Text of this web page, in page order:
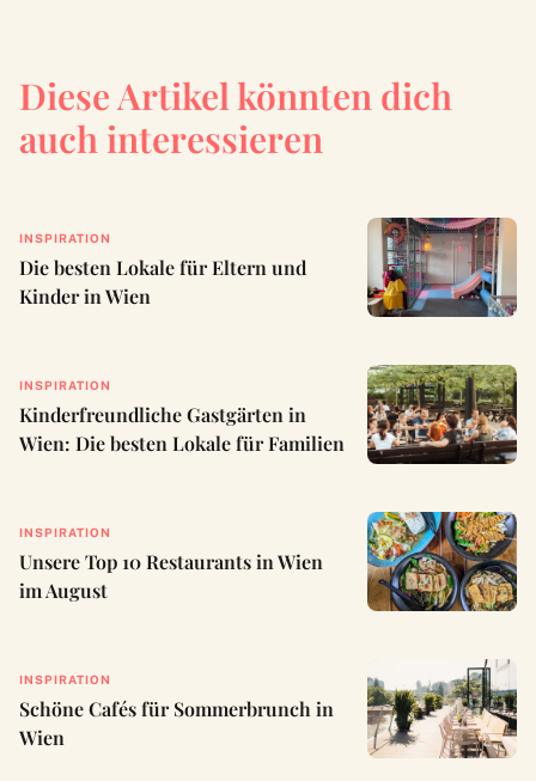
Diese Artikel könnten dich
auch interessieren
INSPIRATION
Die besten Lokale für Eltern und
Kinder in Wien
INSPIRATION
Kinderfreundliche Gastgärten in
Wien: Die besten Lokale für Familien
INSPIRATION
Unsere Top 10 Restaurants in Wien
im August
INSPIRATION
Schöne Cafés für Sommerbrunch in
Wien